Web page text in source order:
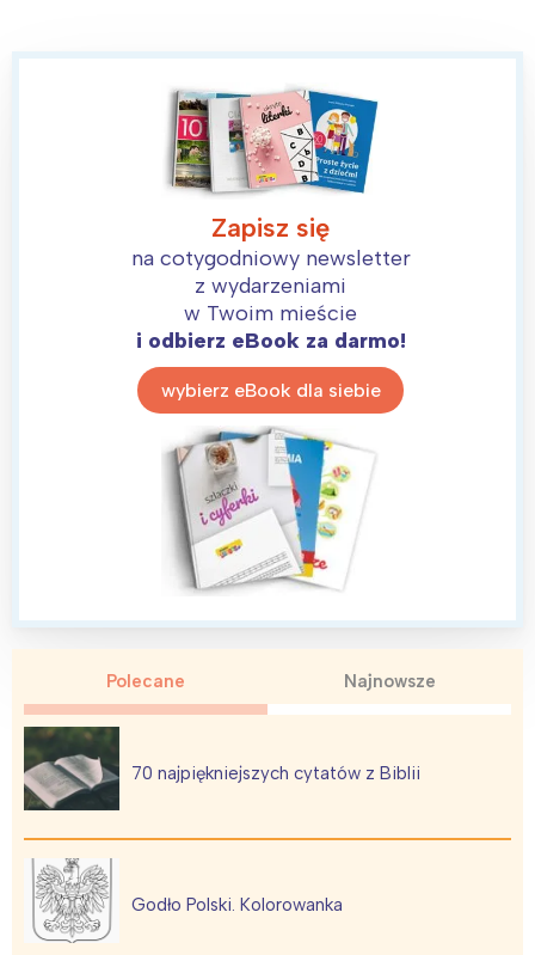
Zapisz się
na cotygodniowy newsletter
z wydarzeniami
w Twoim mieście
i odbierz eBook za darmo!
wybierz eBook dla siebie
Polecane Najnowsze
70 najpiękniejszych cytatów z Biblii
Godło Polski. Kolorowanka